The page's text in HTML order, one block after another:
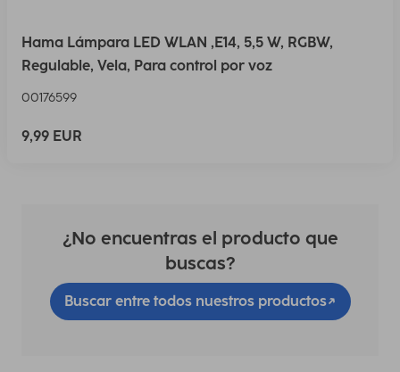
Hama Lámpara LED WLAN ,E14, 5,5 W, RGBW,
Regulable, Vela, Para control por voz
00176599
9,99 EUR
¿No encuentras el producto que
buscas?
Buscar entre todos nuestros productos